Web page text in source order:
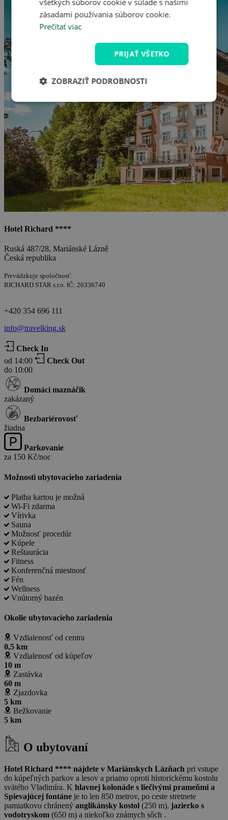
Hotel Richard ****
Ruská 487/28, Mariánské Lázně
Česká republika
Prevádzkuje spoločnosť:
RICHARD STAR s.r.o. IČ: 26336740
+420 354 696 111
info@travelking.sk
Check In
od 14:00
Check Out
do 10:00
Domáci maznáčik
zakázaný
Bezbariérovosť
žiadna
Parkovanie
za 150 Kč/noc
Možnosti ubytovacieho zariadenia
Platba kartou je možná
Wi-Fi zdarma
Vírivka
Sauna
Možnosť procedúr
Kúpele
Reštaurácia
Fitness
Konferenčná miestnosť
Fén
Wellness
Vnútorný bazén
Okolie ubytovacieho zariadenia
Vzdialenosť od centra
0,5 km
Vzdialenosť od kúpeľov
10 m
Zastávka
60 m
Zjazdovka
5 km
Bežkovanie
5 km
O ubytovaní
Hotel Richard **** nájdete v Mariánskych Lázňach pri vstupe
do kúpeľných parkov a lesov a priamo oproti historickému kostolu
svätého Vladimíra. K hlavnej kolonáde s liečivými prameňmi a
Spievajúcej fontáne je to len 850 metrov, po ceste stretnete
pamiatkovo chránený anglikánsky kostol (250 m), jazierko s
vodotryskom (650 m) a niekoľko známych sôch .
všetkých súborov cookie v súlade s našimi
zásadami používania súborov cookie.
Prečítať viac
PRIJAŤ VŠETKO
ZOBRAZIŤ PODROBNOSTI